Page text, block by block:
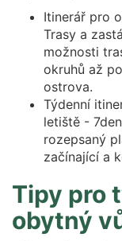
Itinerář pro
Trasy a
možnosti
okruhů až
ostrova.
Týdenní
letiště -
rozepsaný
začínající a
Tipy pro
obytný